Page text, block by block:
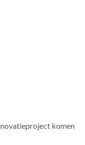
komen